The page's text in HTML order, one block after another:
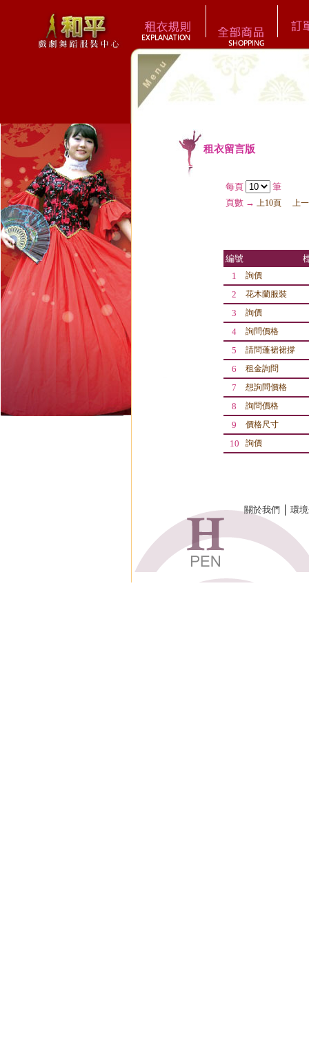
租衣留言版
每頁
筆
頁數 → 上10頁 上
編號
1
詢價
2 花木蘭服裝
3 詢價
4 詢問價格
5 請問蓬裙裙撐
6 租金詢問
7 想詢問價格
8 詢問價格
9 價格尺寸
10 詢價
關於我們 環